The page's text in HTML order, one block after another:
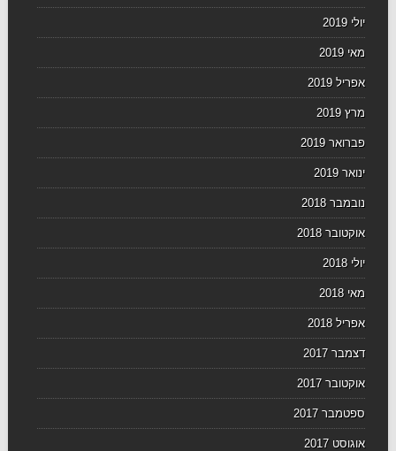
יולי 2019
מאי 2019
אפריל 2019
מרץ 2019
פברואר 2019
ינואר 2019
נובמבר 2018
אוקטובר 2018
יולי 2018
מאי 2018
אפריל 2018
דצמבר 2017
אוקטובר 2017
ספטמבר 2017
אוגוסט 2017